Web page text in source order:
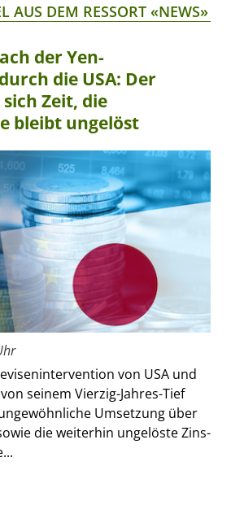
AUS DEM RESSORT «NEWS»
der Yen-
die USA: Der
Zeit, die
bleibt ungelöst
von USA und
seinem Vierzig-Jahres-Tief
Umsetzung über
die weiterhin ungelöste Zins-